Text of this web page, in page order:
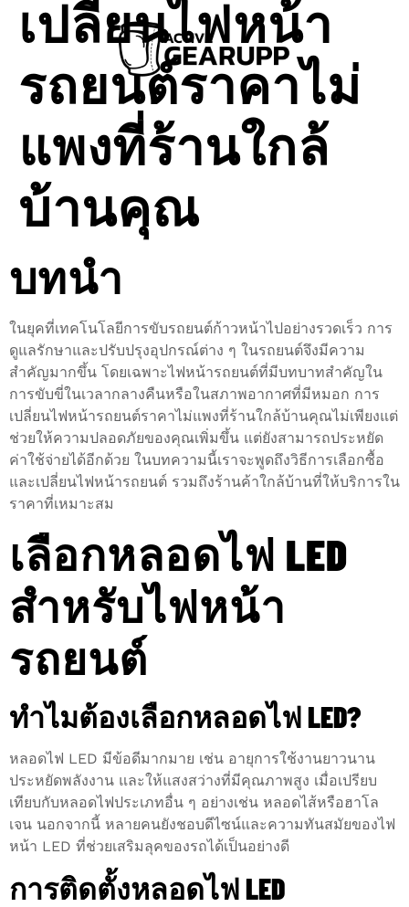
เปลี่ยนไฟหน้า
รถยนต์ราคาไม่
แพงที่ร้านใกล้
บ้านคุณ
บทนำ
ในยุคที่เทคโนโลยีการขับรถยนต์ก้าวหน้าไปอย่างรวดเร็ว การ
ดูแลรักษาและปรับปรุงอุปกรณ์ต่าง ๆ ในรถยนต์จึงมีความ
สำคัญมากขึ้น โดยเฉพาะไฟหน้ารถยนต์ที่มีบทบาทสำคัญใน
การขับขี่ในเวลากลางคืนหรือในสภาพอากาศที่มีหมอก การ
เปลี่ยนไฟหน้ารถยนต์ราคาไม่แพงที่ร้านใกล้บ้านคุณไม่เพียงแต่
ช่วยให้ความปลอดภัยของคุณเพิ่มขึ้น แต่ยังสามารถประหยัด
ค่าใช้จ่ายได้อีกด้วย ในบทความนี้เราจะพูดถึงวิธีการเลือกซื้อ
และเปลี่ยนไฟหน้ารถยนต์ รวมถึงร้านค้าใกล้บ้านที่ให้บริการใน
ราคาที่เหมาะสม
เลือกหลอดไฟ LED
สำหรับไฟหน้า
รถยนต์
ทำไมต้องเลือกหลอดไฟ LED?
หลอดไฟ LED มีข้อดีมากมาย เช่น อายุการใช้งานยาวนาน
ประหยัดพลังงาน และให้แสงสว่างที่มีคุณภาพสูง เมื่อเปรียบ
เทียบกับหลอดไฟประเภทอื่น ๆ อย่างเช่น หลอดไส้หรือฮาโล
เจน นอกจากนี้ หลายคนยังชอบดีไซน์และความทันสมัยของไฟ
หน้า LED ที่ช่วยเสริมลุคของรถได้เป็นอย่างดี
การติดตั้งหลอดไฟ LED